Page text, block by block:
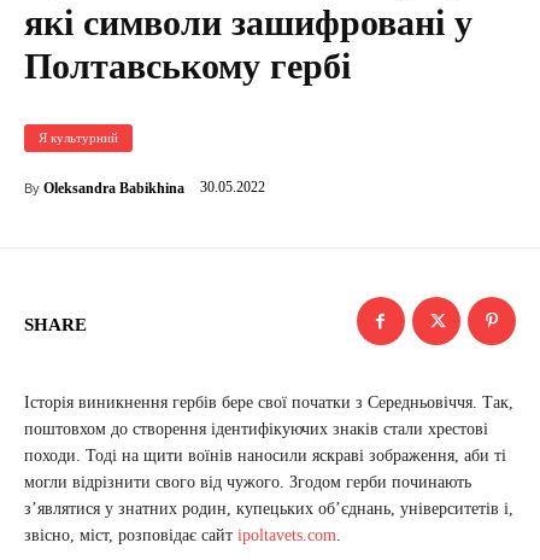
які символи зашифровані у
Полтавському гербі
Я культурний
By Oleksandra Babikhina 30.05.2022
SHARE
Історія виникнення гербів бере свої початки з Середньовіччя. Так,
поштовхом до створення ідентифікуючих знаків стали хрестові
походи. Тоді на щити воїнів наносили яскраві зображення, аби ті
могли відрізнити свого від чужого. Згодом герби починають
з’являтися у знатних родин, купецьких об’єднань, університетів і,
звісно, міст, розповідає сайт ipoltavets.com